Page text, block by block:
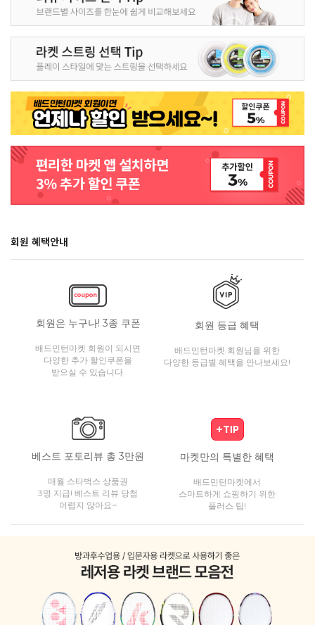
회원 혜택안내
회원은 누구나! 3종 쿠폰
배드민턴마켓 회원이 되시면
다양한 추가 할인쿠폰을
받으실 수 있습니다.
회원 등급 혜택
배드민턴마켓 회원님을 위한
다양한 등급별 혜택을 만나보세요!
베스트 포토리뷰 총 3만원
매월 스타벅스 상품권
3명 지급! 베스트 리뷰 당첨
어렵지 않아요~
마켓만의 특별한 혜택
배드민턴마켓에서
스마트하게 쇼핑하기 위한
플러스 팁!